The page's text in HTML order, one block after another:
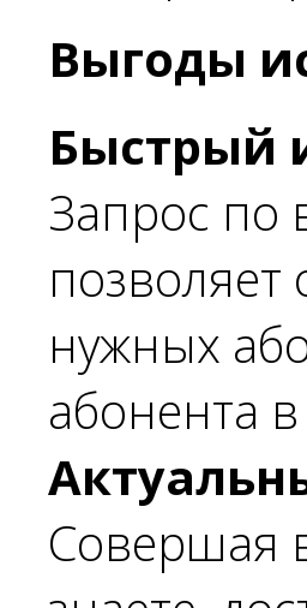
Выгоды
Быстрый
Запрос по
позволяет
нужных
абонента
Совершая